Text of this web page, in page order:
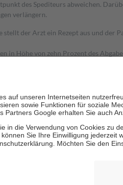
des Spediteurs abweichen.
verlängern.
der Arzt ein Rezept aus und der
in Höhe von zehn Prozent des
Apotheken.
eigene Gesundheit zu stärken und
18. Lebensjahr mit Ausnahme der
die von der GKV getragen
hc/de/articles/